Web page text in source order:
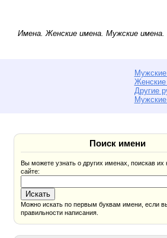
Имена.Женские имена.Мужские имена.
Другие
Поиск имени
Вы можете узнать о других именах, поискав
сайте:
Можно искать по первым буквам имени, если
правильности написания.